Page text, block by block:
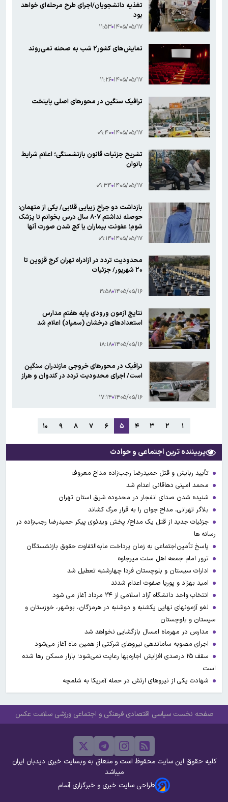
تغذیه دانشجویان/اجرای طرح مرحله‌ای خواهد
بود
۱۴۰۵/۰۵/۱۷ ۱۱:۵۳
نمایش‌های کشور٢ شب به صحنه نمی‌روند
۱۴۰۵/۰۵/۱۷ ۱۱:۲۶
ترافیک سنگین در محورهای اصلی پایتخت
۱۴۰۵/۰۵/۱۷ ۰۹:۴۰
تشریح جزئیات قانون بازنشستگی؛ اعلام شرایط
بانوان
۱۴۰۵/۰۵/۱۷ ۰۹:۳۴
بازداشت دو جراح زیبایی قلابی/ یکی از متهمان:
حوصله نداشتم ۷-۸ سال درس بخوانم تا پزشک
شوم؛ عفونت بیماران یا کج شدن صورت آنها
تقصبر خودشان بود
۱۴۰۵/۰۵/۱۷ ۰۹:۱۴
محدودیت تردد در آزادراه تهران کرج قزوین تا
۲۰ شهریور/ جزئیات
۱۴۰۵/۰۵/۱۶ ۱۹:۵۸
نتایج آزمون ورودی پایه هفتم مدارس
استعدادهای درخشان (سمپاد) اعلام شد
۱۴۰۵/۰۵/۱۶ ۱۸:۱۸
ترافیک در محورهای خروجی مازندران سنگین
است/ اجرای محدودیت تردد در کندوان و هراز
۱۴۰۵/۰۵/۱۶ ۱۷:۱۴
۱ ۲ ۳ ۴ ۵ ۶ ۷ ۸ ۹ ۱۰
پربیننده ترین اجتماعی و حوادث
تأیید ربایش و قتل حمیدرضا رجب‌زاده مداح معروف
محمد امینی دهاقانی اعدام شد
شنیده شدن صدای انفجار در محدوده شرق استان تهران
بلاگر تهرانی، مداح جوان را به قرار مرگ کشاند
جزئیات جدید از قتل یک مداح/ پخش ویدئوی پیکر حمیدرضا رجب‌زاده در
رسانه ها
پاسخ تأمین‌اجتماعی به زمان پرداخت مابه‌التفاوت حقوق بازنشستگان
ترور امام جمعه اهل سنت میرجاوه
ادارات سیستان و بلوچستان فردا چهارشنبه تعطیل شد
امید بهزاد و پوریا صفوت اعدام شدند
انتخاب واحد دانشگاه آزاد اسلامی از ۲۴ مرداد آغاز می شود
لغو آزمونهای نهایی یکشنبه و دوشنبه در هرمزگان، بوشهر، خوزستان و
سیستان و بلوچستان
مدارس در مهرماه امسال بازگشایی نخواهد شد
اجرای مصوبه ساماندهی نیرو‌های شرکتی از همین ماه آغاز می‌شود
سقف ۲۵ درصدی افزایش اجاره‌بها رعایت نمی‌شود؛ بازار مسکن رها شده
است
شهادت یکی از نیروهای ارتش در حمله آمریکا به شلمچه
صفحه نخست سیاسی اقتصادی فرهنگی و اجتماعی ورزشی سلامت عکس
کلیه حقوق این سایت محفوظ است و متعلق به وبسایت خبری دیدبان ایران
میباشد
طراحی سایت خبری و خبرگزاری آسام